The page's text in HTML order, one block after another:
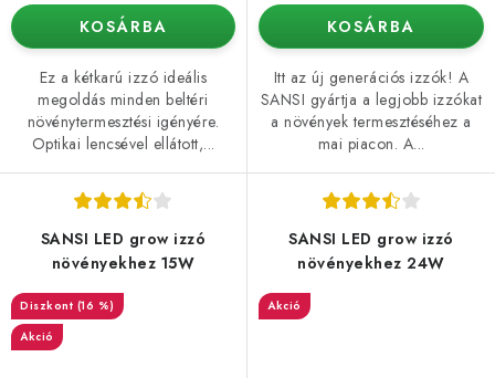
KOSÁRBA
Ez a kétkarú izzó ideális
megoldás minden beltéri
növénytermesztési igényére.
Optikai lencsével ellátott,...
KOSÁRBA
Itt az új generációs izzók! A
SANSI gyártja a legjobb izzókat
a növények termesztéséhez a
mai piacon. A...
SANSI LED grow izzó
növényekhez 15W
(16 %)
Akció
SANSI LED grow izzó
növényekhez 24W
Akció